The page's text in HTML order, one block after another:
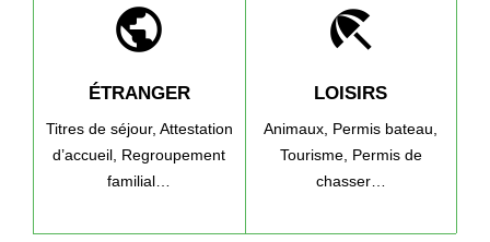
public
ÉTRANGER
Titres de séjour, Attestation
d’accueil, Regroupement
familial…
beach_access
LOISIRS
Animaux, Permis bateau,
Tourisme, Permis de
chasser…